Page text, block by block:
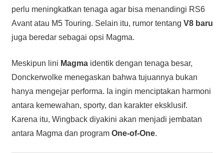
perlu meningkatkan tenaga agar bisa menandingi RS6
Avant atau M5 Touring. Selain itu, rumor tentang V8 baru
juga beredar sebagai opsi Magma.
Meskipun lini Magmaidentik dengan tenaga besar,
Donckerwolke menegaskan bahwa tujuannya bukan
hanya mengejar performa. Ia ingin menciptakan harmoni
antara kemewahan, sporty, dan karakter eksklusif.
Karena itu, Wingback diyakini akan menjadi jembatan
antara Magma dan program One-of-One.